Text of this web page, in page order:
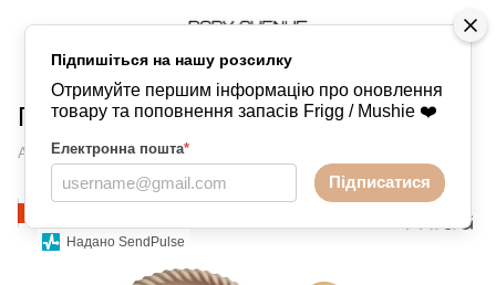
Підпишіться на нашу розсилку
Отримуйте першим інформацію про оновлення
товару та поповнення запасів Frigg / Mushie ❤️
Електронна пошта*
Підписатися
Надано SendPulse
Пустушки FRIGG FRIGG
Пустушка Frigg Rope Croissant
Артикул:76852360 Написати відгук